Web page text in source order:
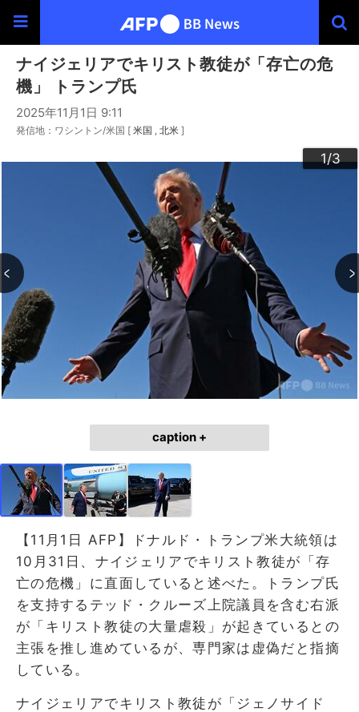
ナイジェリアでキリスト教徒が「存亡の危
機」 トランプ氏
2025年11月1日 9:11
発信地：ワシントン/米国 [ 米国 北米 ]
1/3
2/3
3/3
caption +
【11月1日 AFP】ドナルド・トランプ米大統領は
10月31日、ナイジェリアでキリスト教徒が「存
亡の危機」に直面していると述べた。トランプ氏
を支持するテッド・クルーズ上院議員を含む右派
が「キリスト教徒の大量虐殺」が起きているとの
主張を推し進めているが、専門家は虚偽だと指摘
している。
ナイジェリアでキリスト教徒が「ジェノサイド